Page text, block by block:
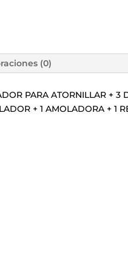
(0)
PARA ATORNILLAR +
+ 1 AMOLADORA + 1